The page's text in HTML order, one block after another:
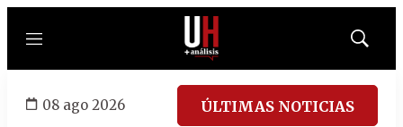
Menú
Mostrar
08 ago 2026 ÚLTIMAS NOTICIAS